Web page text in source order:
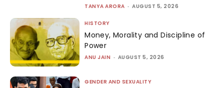
TANYA ARORA - AUGUST 5, 2026
HISTORY
Money, Morality and Discipline of
Power
ANU JAIN - AUGUST 5, 2026
GENDER AND SEXUALITY